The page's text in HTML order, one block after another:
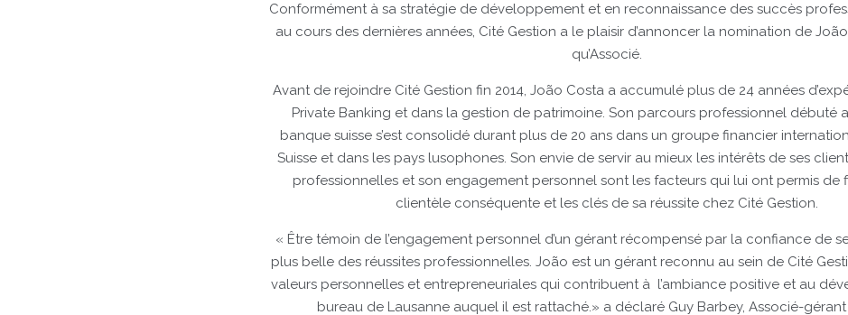
Conformément à sa stratégie de développement et en reconnaissance des succès
au cours des dernières années, Cité Gestion a le plaisir d’annoncer la nomination de
qu’Associé.
Avant de rejoindre Cité Gestion fin 2014, João Costa a accumulé plus de 24 années
Private Banking et dans la gestion de patrimoine. Son parcours professionnel débuté
banque suisse s’est consolidé durant plus de 20 ans dans un groupe financier
Suisse et dans les pays lusophones. Son envie de servir au mieux les intérêts de ses
professionnelles et son engagement personnel sont les facteurs qui lui ont permis de
clientèle conséquente et les clés de sa réussite chez Cité Gestion.
« Être témoin de l’engagement personnel d’un gérant récompensé par la confiance de
plus belle des réussites professionnelles. João est un gérant reconnu au sein de Cité
valeurs personnelles et entrepreneuriales qui contribuent à l’ambiance positive et au
bureau de Lausanne auquel il est rattaché.» a déclaré Guy Barbey, Associé-gérant